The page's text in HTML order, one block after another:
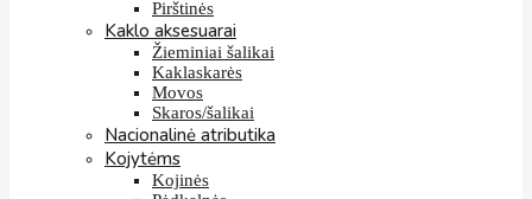
Pirštinės
Kaklo aksesuarai
Žieminiai šalikai
Kaklaskarės
Movos
Skaros/šalikai
Nacionalinė atributika
Kojytėms
Kojinės